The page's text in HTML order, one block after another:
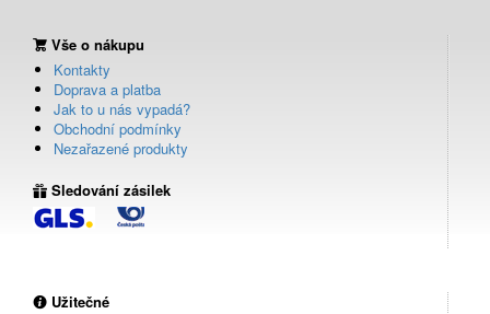
Vše o nákupu
Kontakty
Doprava a platba
Jak to u nás vypadá?
Obchodní podmínky
Nezařazené produkty
Sledování zásilek
Užitečné